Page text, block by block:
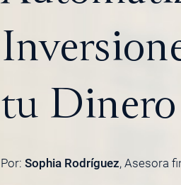
tu Dinero
Por: Sophia Rodríguez, Asesora